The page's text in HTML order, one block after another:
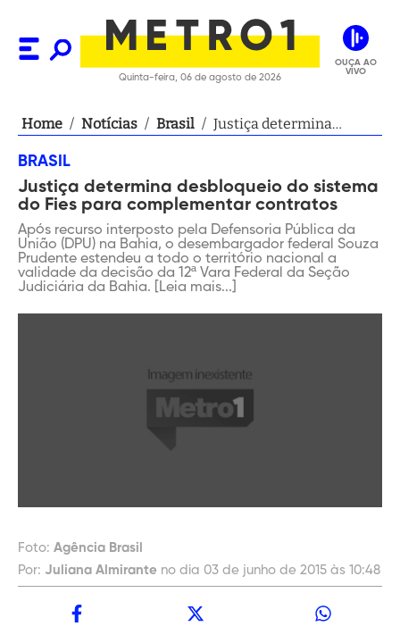
Quinta-feira, 06 de agosto de 2026
OUÇA AO
VIVO
Home / Notícias / Brasil / Justiça determina
complementar
contratos
BRASIL
Justiça determina desbloqueio do sistema
do Fies para complementar contratos
Após recurso interposto pela Defensoria Pública da
União (DPU) na Bahia, o desembargador federal Souza
Prudente estendeu a todo o território nacional a
validade da decisão da 12ª Vara Federal da Seção
Judiciária da Bahia. [Leia mais...]
Foto: Agência Brasil
Por: Juliana Almirante no dia 03 de junho de 2015 às 10:48